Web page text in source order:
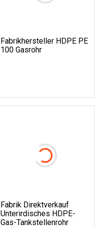
Fabrikhersteller HDPE PE
100 Gasrohr
Fabrik Direktverkauf
Unterirdisches HDPE-
Gas-Tankstellenrohr